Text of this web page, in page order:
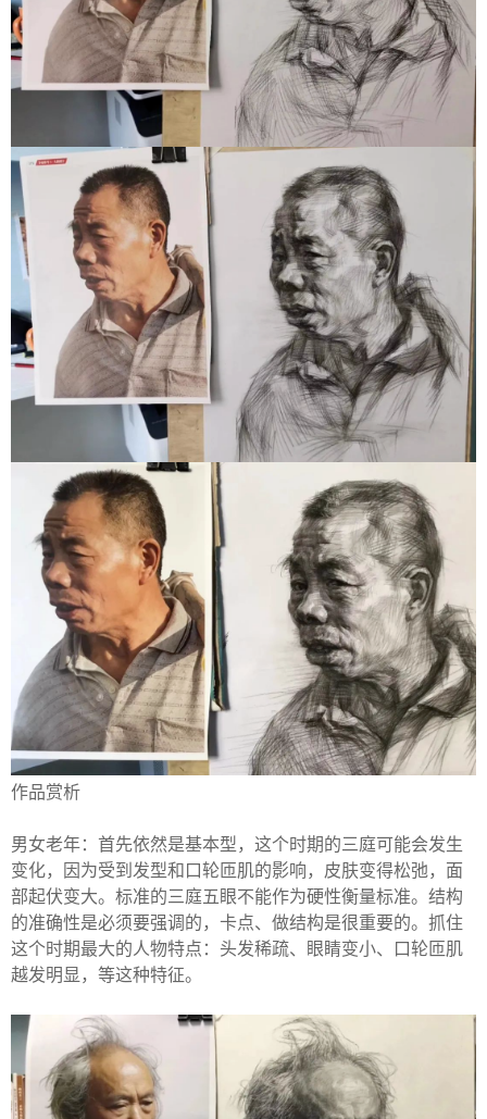
作品赏析
男女老年：首先依然是基本型，这个时期的三庭可能会发生
变化，因为受到发型和口轮匝肌的影响，皮肤变得松弛，面
部起伏变大。标准的三庭五眼不能作为硬性衡量标准。结构
的准确性是必须要强调的，卡点、做结构是很重要的。抓住
这个时期最大的人物特点：头发稀疏、眼睛变小、口轮匝肌
越发明显，等这种特征。